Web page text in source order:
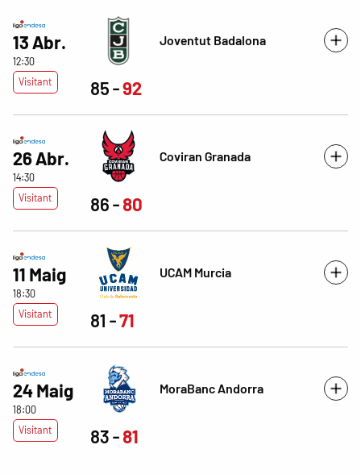
13 Abr.
12:30
Visitant
Joventut Badalona
85 92
26 Abr.
14:30
Visitant
Coviran Granada
86 80
11 Maig
18:30
Visitant
UCAM Murcia
81 71
24 Maig
18:00
Visitant
MoraBanc Andorra
83 81